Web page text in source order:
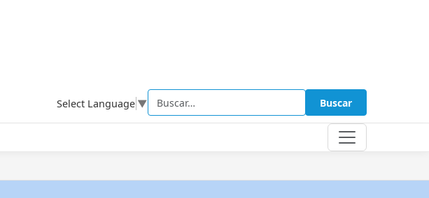
Select Language ▼ Buscar Buscar